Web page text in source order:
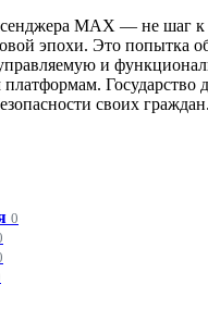
MAX — не шаг к
эпохи. Это попытка
и
Государство
своих граждан.
0